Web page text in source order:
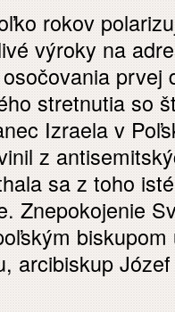
rokov
výroky na
prvej
stretnutia so
Izraela v
z
sa z toho
Znepokojenie
arcibiskup